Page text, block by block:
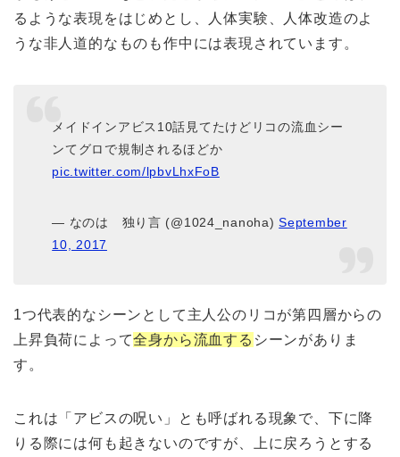
るような表現をはじめとし、人体実験、人体改造のよ
うな非人道的なものも作中には表現されています。
メイドインアビス10話見てたけどリコの流血シー
ンてグロで規制されるほどか
pic.twitter.com/lpbvLhxFoB
— なのは 独り言 (@1024_nanoha)September
10, 2017
1つ代表的なシーンとして主人公のリコが第四層からの
上昇負荷によって全身から流血する シーンがありま
す。
これは「アビスの呪い」とも呼ばれる現象で、下に降
りる際には何も起きないのですが、上に戻ろうとする